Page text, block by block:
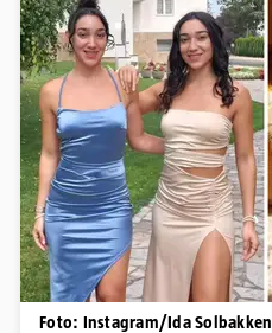
Foto: Instagram/Ida Solbakken